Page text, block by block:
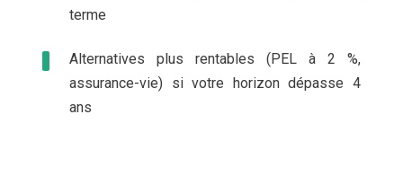
terme
Alternatives plus rentables (PEL à 2 %,
assurance-vie) si votre horizon dépasse 4
ans